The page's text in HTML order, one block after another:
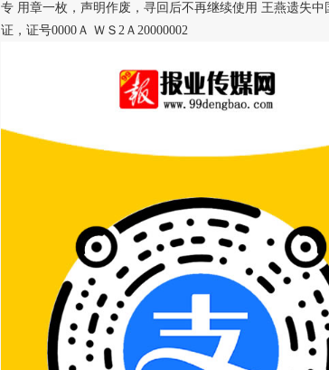
专 用章一枚，声明作废，寻回后不再继续使用 王燕遗失
证，证号0000Ａ ＷＳ2Ａ20000002